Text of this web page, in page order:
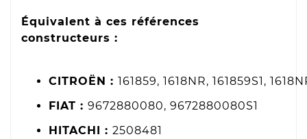
Équivalent à ces références
constructeurs :
CITROËN : 161859, 1618NR, 161859S1,
FIAT : 9672880080, 9672880080S1
HITACHI : 2508481